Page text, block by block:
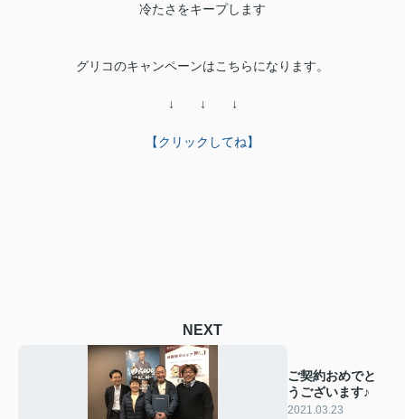
冷たさをキープします
グリコのキャンペーンはこちらになります。
↓ ↓ ↓
【クリックしてね】
NEXT
ご契約おめでと
うございます♪
2021.03.23